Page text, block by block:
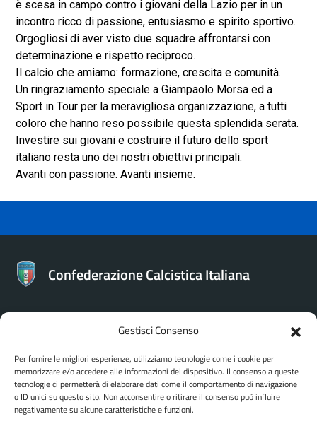
Gestisci Consenso
Per fornire le migliori esperienze, utilizziamo tecnologie come i cookie per
memorizzare e/o accedere alle informazioni del dispositivo. Il consenso a queste
tecnologie ci permetterà di elaborare dati come il comportamento di navigazione
o ID unici su questo sito. Non acconsentire o ritirare il consenso può influire
negativamente su alcune caratteristiche e funzioni.
è scesa in campo contro i giovani della Lazio per in un
incontro ricco di passione, entusiasmo e spirito sportivo.
Orgogliosi di aver visto due squadre affrontarsi con
determinazione e rispetto reciproco.
Il calcio che amiamo: formazione, crescita e comunità.
Un ringraziamento speciale a Giampaolo Morsa ed a
Sport in Tour per la meravigliosa organizzazione, a tutti
coloro che hanno reso possibile questa splendida serata.
Investire sui giovani e costruire il futuro dello sport
italiano resta uno dei nostri obiettivi principali.
Avanti con passione. Avanti insieme.
Confederazione Calcistica Italiana
CONTATTI
Confederazione Calcistica Italiana
Via Bartolomeo Gosio 106 - Roma